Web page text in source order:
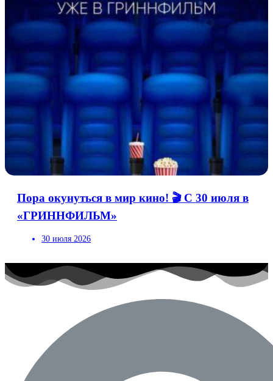
Пора окунуться в мир кино! 🎬 С 30 июля в
«ГРИННФИЛЬМ»
30 июля 2026